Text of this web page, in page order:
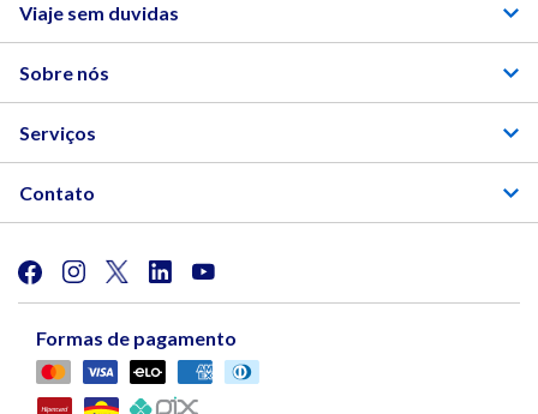
Viaje sem duvidas
Sobre nós
Serviços
Contato
Formas de pagamento